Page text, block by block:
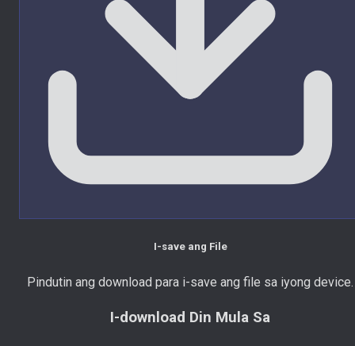
I-save ang File
Pindutin ang download para i-save ang file sa iyong device.
I-download Din Mula Sa